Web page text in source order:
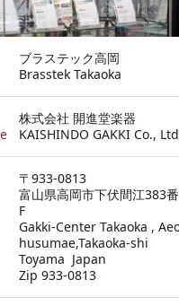
ブラステック高岡
Brasstek Takaoka
株式会社 開進堂楽器
KAISHINDO GAKKI Co.,
〒933-0813
富山県高岡市下伏間江383
F
Gakki-Center Takaoka ,
husumae,Takaoka-shi
Toyama Japan
Zip 933-0813